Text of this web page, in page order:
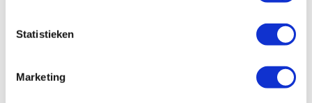
Statistieken
Marketing